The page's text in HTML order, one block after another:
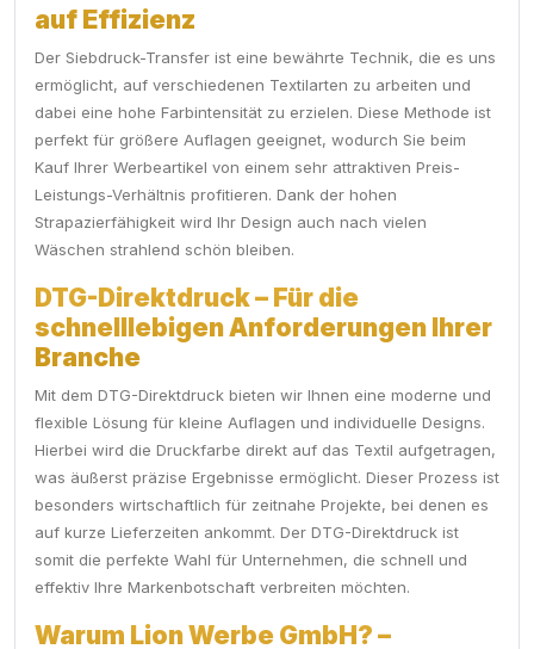
auf Effizienz
Der Siebdruck-Transfer ist eine bewährte Technik, die es uns
ermöglicht, auf verschiedenen Textilarten zu arbeiten und
dabei eine hohe Farbintensität zu erzielen. Diese Methode ist
perfekt für größere Auflagen geeignet, wodurch Sie beim
Kauf Ihrer Werbeartikel von einem sehr attraktiven Preis-
Leistungs-Verhältnis profitieren. Dank der hohen
Strapazierfähigkeit wird Ihr Design auch nach vielen
Wäschen strahlend schön bleiben.
DTG-Direktdruck – Für die
schnelllebigen Anforderungen Ihrer
Branche
Mit dem DTG-Direktdruck bieten wir Ihnen eine moderne und
flexible Lösung für kleine Auflagen und individuelle Designs.
Hierbei wird die Druckfarbe direkt auf das Textil aufgetragen,
was äußerst präzise Ergebnisse ermöglicht. Dieser Prozess ist
besonders wirtschaftlich für zeitnahe Projekte, bei denen es
auf kurze Lieferzeiten ankommt. Der DTG-Direktdruck ist
somit die perfekte Wahl für Unternehmen, die schnell und
effektiv Ihre Markenbotschaft verbreiten möchten.
Warum Lion Werbe GmbH? –